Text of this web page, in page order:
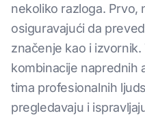
nekoliko razloga. Prvo,
osiguravajući da
značenje kao i
kombinacije naprednih
tima profesionalnih
pregledavaju i